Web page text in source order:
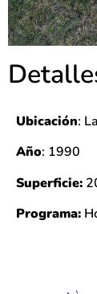
Ubicación:
Año: 1990
Superficie:
Programa: